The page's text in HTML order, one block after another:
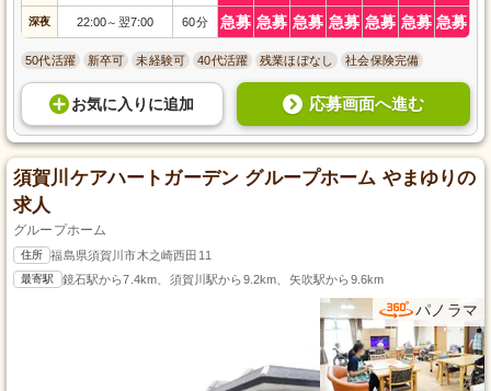
深夜 22:00～ 翌7:00 60分 急募 急募 急募 急募 急募 急募 急募
50代活躍 新卒可 未経験可 40代活躍 残業ほぼなし 社会保険完備
お気に入り に追加 応募画面へ進む
須賀川ケアハートガーデン グループホーム やまゆりの
求人
グループホーム
住所 福島県須賀川市木之崎西田11
最寄駅 鏡石駅から7.4km、須賀川駅から9.2km、矢吹駅から9.6km
パノラマ